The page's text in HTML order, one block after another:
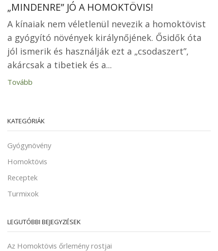
„MINDENRE” JÓ A HOMOKTÖVIS!
A kínaiak nem véletlenül nevezik a homoktövist
a gyógyító növények királynőjének. Ősidők óta
jól ismerik és használják ezt a „csodaszert”,
akárcsak a tibetiek és a...
Tovább
KATEGÓRIÁK
Gyógynövény
Homoktövis
Receptek
Turmixok
LEGUTÓBBI BEJEGYZÉSEK
Az Homoktövis őrlemény rostjai